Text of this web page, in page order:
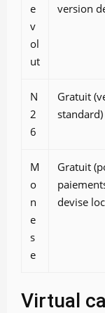
e
v
ol
ut
version
N
2
6
Gratuit
standard)
M
o
n
e
s
e
Gratuit
devise
Virtual